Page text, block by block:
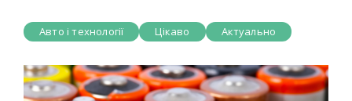
Авто і технології Цікаво Актуально